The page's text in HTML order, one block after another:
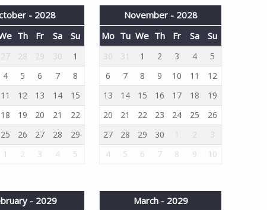
- 2028
Th Fr Sa Su
27 28 29 30
1
4 5 6 7
8
11 12 13 14
15
18 19 20 21
22
25 26 27 28
29
1 2 3 4 5
November - 2028
Mo Tu We Th Fr Sa Su
30 31 1 2 3 4
5
6
7 8 9 10 11
12
13
14 15 16 17 18
19
20
21 22 23 24 25
26
27
28 29 30 1 2
3
4
5 6 7 8 9 10
- 2029
March - 2029